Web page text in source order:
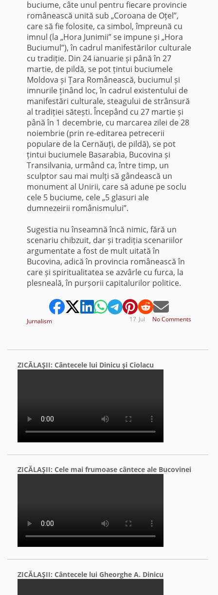
buciume, câte unul pentru fiecare provincie
românească unită sub „Coroana de Oțel”,
care să fie folosite, ca simbol, împreună cu
imnul (la „Hora Junimii” se impune și „Hora
Buciumul”), în cadrul manifestărilor culturale
cu tradiție. Din 24 ianuarie și până în 27
martie, de pildă, se pot țintui buciumele
Moldova și Țara Românească, buciumul și
imnurile ținând loc, în cadrul existentului de
manifestări culturale, steagului de strânsură
al tradiției sătești. Începând cu 27 martie și
până în 1 decembrie, cu marcarea zilei de 28
noiembrie (prin re-editarea petrecerii
populare de la Cernăuți, de pildă), se pot
țintui buciumele Basarabia, Bucovina și
Transilvania, urmând ca, între timp, un
sculptor sau mai mulți să gândească un
monument al Unirii, care să adune pe soclu
cele 5 buciume, cele „5 glasuri ale
dumnezeirii românismului”.
Sugestia nu înseamnă încă nimic, fără un
scenariu chibzuit, dar și tradiția scenariilor
argumentate a fost de mult uitată în
Bucovina, adică în provincia românească în
care și spiritualitatea se azvârle cu furca, la
plesneală, în purșorii capitalurilor politice.
Jurnalism No Comments
Jul
17
ZICĂLAŞII: Cântecele lui Dinicu şi Ciolacu
ZICĂLAŞII: Cele mai frumoase cântece ale Bucovinei
ZICĂLAŞII: Cântecele lui Gheorghe A. Dinicu